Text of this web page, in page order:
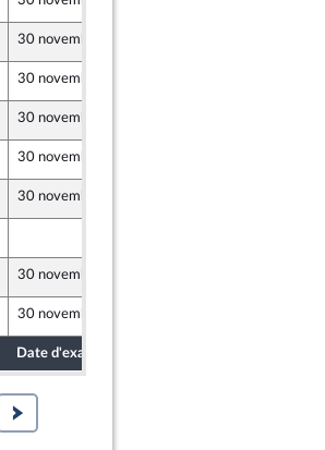
30 novembre 2021
30 novembre 2021
30 novembre 2021
30 novembre 2021
30 novembre 2021
30 novembre 2021
30 novembre 2021
Date d'examen